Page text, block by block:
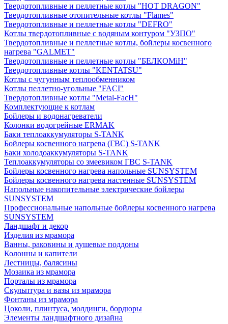
Твердотопливные и пеллетные котлы "HOT DRAGON"
Твердотопливные отопительные котлы "Flames"
Твердотопливные и пеллетные котлы "DEFRO"
Котлы твердотопливные с водяным контуром "УЗПО"
Твердотопливные и пеллетные котлы, бойлеры косвенного
нагрева "GALMET"
Твердотопливные и пеллетные котлы "БЕЛКОМiН"
Твердотопливные котлы "KENTATSU"
Котлы с чугунным теплообменником
Котлы пеллетно-угольные "FACI"
Твердотопливные котлы "Metal-FacH"
Комплектующие к котлам
Бойлеры и водонагреватели
Колонки водогрейные ERMAK
Баки теплоаккумуляторы S-TANK
Бойлеры косвенного нагрева (ГВС) S-TANK
Баки холодоаккумуляторы S-TANK
Теплоаккумуляторы со змеевиком ГВС S-TANK
Бойлеры косвенного нагрева напольные SUNSYSTEM
Бойлеры косвенного нагрева настенные SUNSYSTEM
Напольные накопительные электрические бойлеры
SUNSYSTEM
Профессиональные напольные бойлеры косвенного нагрева
SUNSYSTEM
Ландшафт и декор
Изделия из мрамора
Ванны, раковины и душевые поддоны
Колонны и капители
Лестницы, балясины
Мозаика из мрамора
Порталы из мрамора
Скульптура и вазы из мрамора
Фонтаны из мрамора
Цоколи, плинтуса, молдинги, бордюры
Элементы ландшафтного дизайна